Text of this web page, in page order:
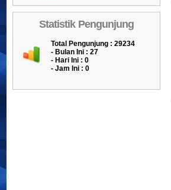
Statistik Pengunjung
Total Pengunjung : 29234
- Bulan Ini : 27
- Hari Ini : 0
- Jam Ini : 0